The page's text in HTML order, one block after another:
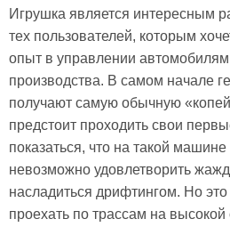
Игрушка является интересным
тех пользователей, которым
опыт в управлении
производства. В самом начале
получают самую обычную
предстоит проходить свои
показаться, что на такой машине
невозможно удовлетворить
насладиться дрифтингом. Но это
проехать по трассам на высокой